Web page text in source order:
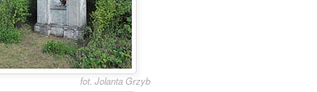
fot. Jolanta Grzyb